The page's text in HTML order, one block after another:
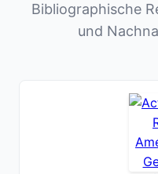
Bibliographische
und